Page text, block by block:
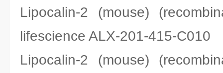
Lipocalin-2 (mouse)
lifescience ALX-201-415-C010
Lipocalin-2 (mouse)